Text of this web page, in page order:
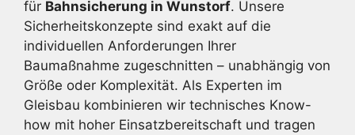
für Bahnsicherung in Wunstorf. Unsere
Sicherheitskonzepte sind exakt auf die
individuellen Anforderungen Ihrer
Baumaßnahme zugeschnitten – unabhängig von
Größe oder Komplexität. Als Experten im
Gleisbau kombinieren wir technisches Know-
how mit hoher Einsatzbereitschaft und tragen